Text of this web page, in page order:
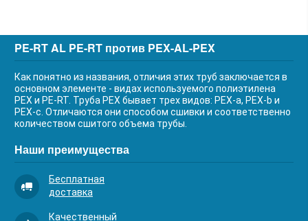
PE-RT AL PE-RT против PEX-AL-PEX
Как понятно из названия, отличия этих труб заключается в
основном элементе - видах используемого полиэтилена
PEX и PE-RT. Труба PEX бывает трех видов: PEX-a, PEX-b и
PEX-c. Отличаются они способом сшивки и соответственно
количеством сшитого объема трубы.
Наши преимущества
Бесплатная
доставка
Качественный